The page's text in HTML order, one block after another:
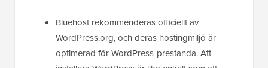
Bluehost rekommenderas officiellt av
WordPress.org, och deras hostingmiljö är
optimerad för WordPress-prestanda. Att